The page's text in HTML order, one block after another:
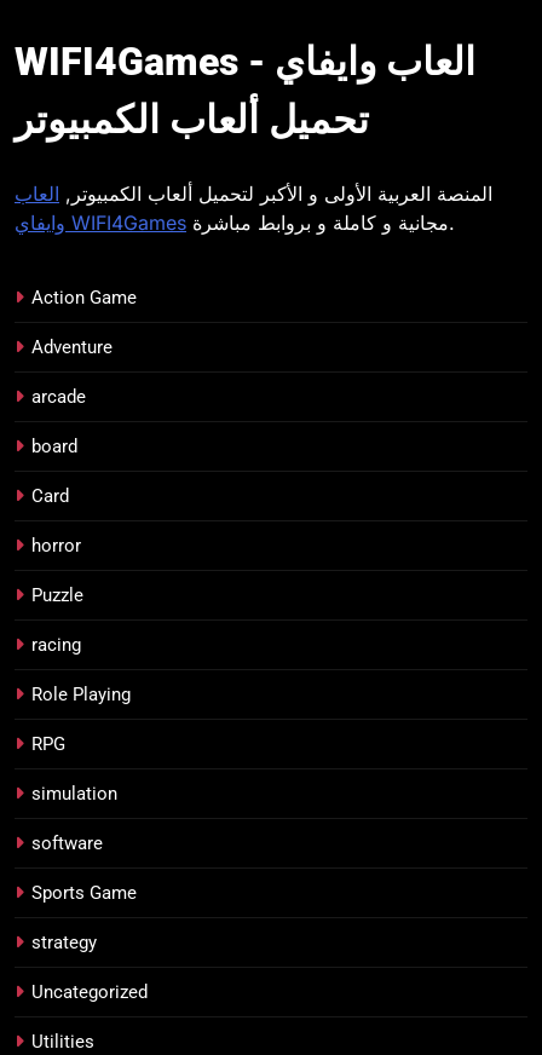
WIFI4Games العاب
وايفايWIFI4Games العاب وايفاي -
تحميل ألعاب الكمبيوتر
المنصة العربية الأولى و الأكبر لتحميل ألعاب الكمبيوتر, العاب
وايفاي WIFI4Games
مجانية و كاملة و بروابط مباشرة.
Action Game
Adventure
arcade
board
Card
horror
Puzzle
racing
Role Playing
RPG
simulation
software
Sports Game
strategy
Uncategorized
Utilities